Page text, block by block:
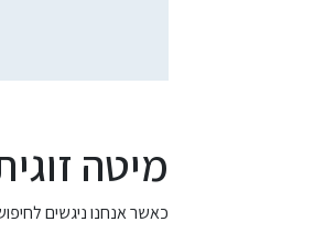
מיטה
כאשר אנחנו ניגשים